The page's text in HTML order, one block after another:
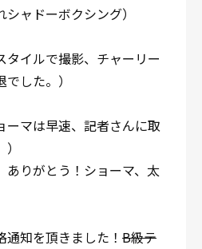
シャドーボクシング）
タイルで撮影、チャーリー
した。）
ーマは早速、記者さんに取
りがとう！ショーマ、太
知を頂きました！ B級テ